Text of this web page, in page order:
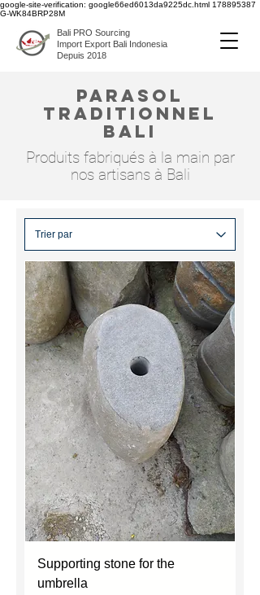
google-site-verification: google66ed6013da9225dc.html 178895387
G-WK84BRP28M
Bali PRO Sourcing
Import Export Bali Indonesia
Depuis 2018
parasol
traditionnel
bali
Produits fabriqués à la main par
nos artisans à Bali
Supporting stone for the
umbrella